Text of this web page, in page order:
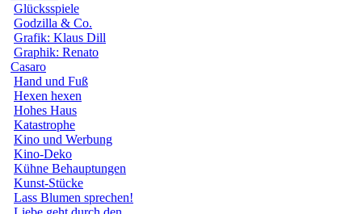
Glücksspiele
Godzilla & Co.
Grafik: Klaus Dill
Graphik: Renato
Casaro
Hand und Fuß
Hexen hexen
Hohes Haus
Katastrophe
Kino und Werbung
Kino-Deko
Kühne Behauptungen
Kunst-Stücke
Lass Blumen sprechen!